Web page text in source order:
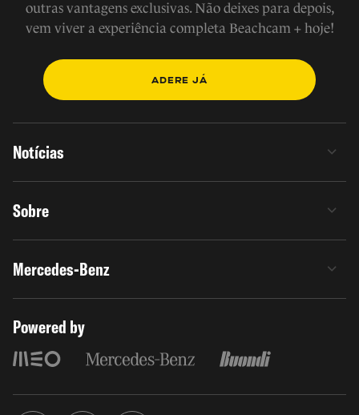
outras vantagens exclusivas. Não deixes para depois,
vem viver a experiência completa Beachcam + hoje!
ADERE JÁ
Notícias
Sobre
Mercedes-Benz
Powered by